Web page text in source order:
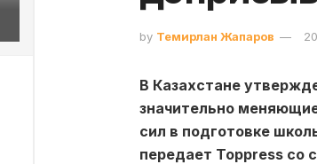
by Темирлан Жапаров
В Казахстане
значительно
сил в подготовке
передает Toppress со